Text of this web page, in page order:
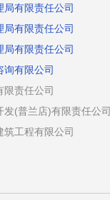
有限责任公司
有限责任公司
有限责任公司
询有限公司
限责任公司
(普兰店)有限责任公司
工程有限公司